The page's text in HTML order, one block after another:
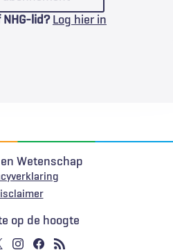
lid? Log hier in
Wetenschap
op de hoogte